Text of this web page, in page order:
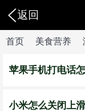
返回
首页 美食营养
苹果手机打电话
小米怎么关闭上